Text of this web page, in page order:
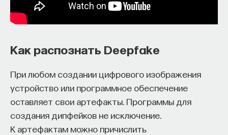
Как распознать Deepfake
При любом создании цифрового изображения
устройство или программное обеспечение
оставляет свои артефакты. Программы для
создания дипфейков не исключение.
К артефактам можно причислить